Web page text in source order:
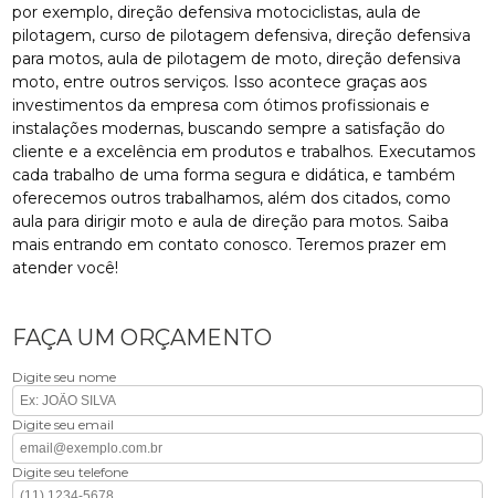
por exemplo, direção defensiva motociclistas, aula de
pilotagem, curso de pilotagem defensiva, direção defensiva
para motos, aula de pilotagem de moto, direção defensiva
moto, entre outros serviços. Isso acontece graças aos
investimentos da empresa com ótimos profissionais e
instalações modernas, buscando sempre a satisfação do
cliente e a excelência em produtos e trabalhos. Executamos
cada trabalho de uma forma segura e didática, e também
oferecemos outros trabalhamos, além dos citados, como
aula para dirigir moto e aula de direção para motos. Saiba
mais entrando em contato conosco. Teremos prazer em
atender você!
FAÇA UM ORÇAMENTO
Digite seu nome
Digite seu email
Digite seu telefone